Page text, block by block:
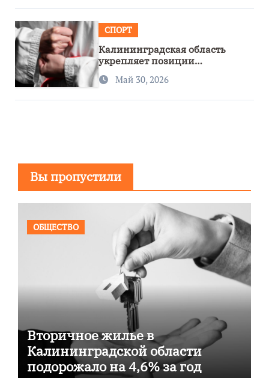
СПОРТ
Калининградская область
укрепляет позиции
спортивного региона
Май 30, 2026
Вы пропустили
ОБЩЕСТВО
Вторичное жилье в
Калининградской области
подорожало на 4,6% за год